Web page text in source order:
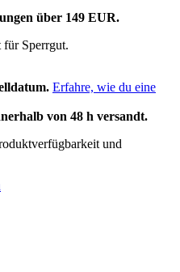
über 149 EUR.
Sperrgut.
Erfahre, wie du eine
von 48 h versandt.
und